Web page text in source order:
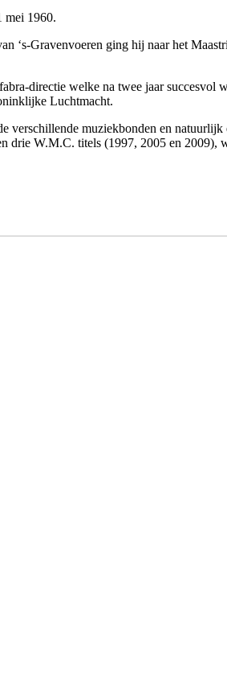
mei 1960.
‘s-Gravenvoeren ging hij naar het
directie welke na twee jaar
Luchtmacht.
verschillende muziekbonden en
drie W.M.C. titels (1997, 2005 en 2009),